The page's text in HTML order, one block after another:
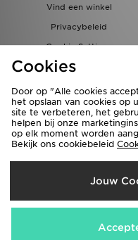
Vind een winkel
Privacybeleid
Cookie Settings
Bestellingen en Levering
België
Wij accepteren
Cookies
Door op "Alle cookies
het opslaan van cookies op
site te verbeteren, het
helpen bij onze
op elk moment worden
Bekijk ons cookiebeleid
Jouw